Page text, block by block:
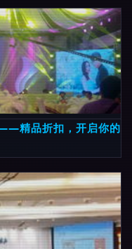
精品折扣，开启你的